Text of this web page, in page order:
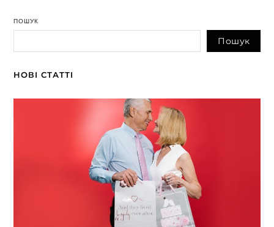
ПОШУК
Пошук
НОВІ СТАТТІ